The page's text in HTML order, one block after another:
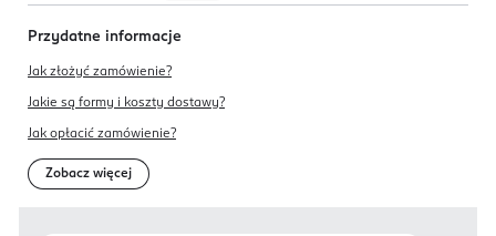
Przydatne informacje
Jak złożyć zamówienie?
Jakie są formy i koszty dostawy?
Jak opłacić zamówienie?
Zobacz więcej